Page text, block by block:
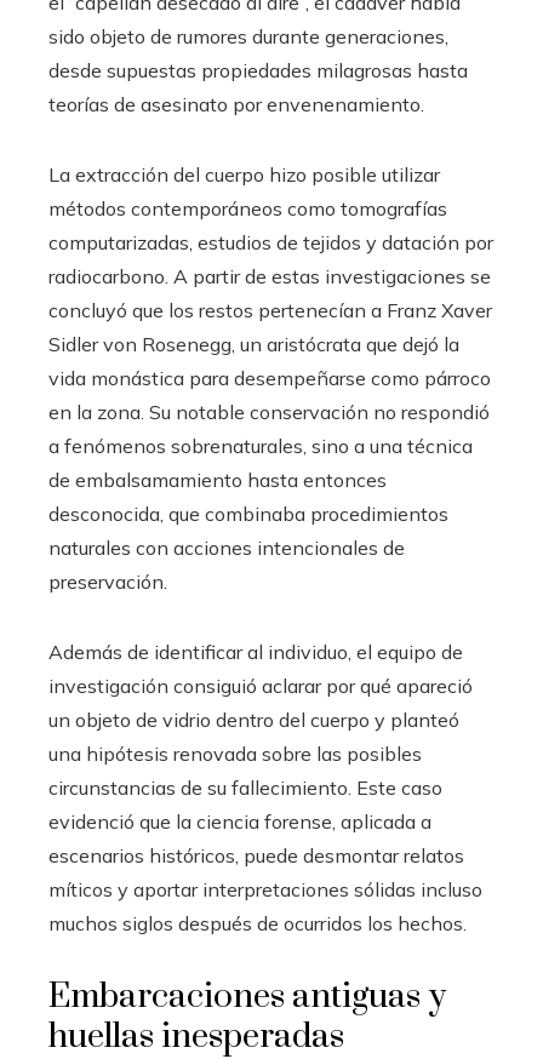
sido objeto de rumores durante generaciones,
desde supuestas propiedades milagrosas hasta
teorías de asesinato por envenenamiento.
La extracción del cuerpo hizo posible utilizar
métodos contemporáneos como tomografías
computarizadas, estudios de tejidos y datación por
radiocarbono. A partir de estas investigaciones se
concluyó que los restos pertenecían a Franz Xaver
Sidler von Rosenegg, un aristócrata que dejó la
vida monástica para desempeñarse como párroco
en la zona. Su notable conservación no respondió
a fenómenos sobrenaturales, sino a una técnica
de embalsamamiento hasta entonces
desconocida, que combinaba procedimientos
naturales con acciones intencionales de
preservación.
Además de identificar al individuo, el equipo de
investigación consiguió aclarar por qué apareció
un objeto de vidrio dentro del cuerpo y planteó
una hipótesis renovada sobre las posibles
circunstancias de su fallecimiento. Este caso
evidenció que la ciencia forense, aplicada a
escenarios históricos, puede desmontar relatos
míticos y aportar interpretaciones sólidas incluso
muchos siglos después de ocurridos los hechos.
Embarcaciones antiguas y
huellas inesperadas